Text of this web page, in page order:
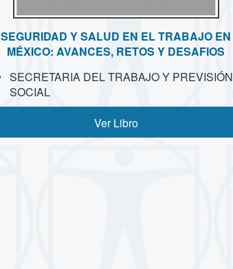
SEGURIDAD Y SALUD EN EL TRABAJO EN
MÉXICO: AVANCES, RETOS Y DESAFIOS
SECRETARIA DEL TRABAJO Y PREVISIÓN
SOCIAL
Ver Libro